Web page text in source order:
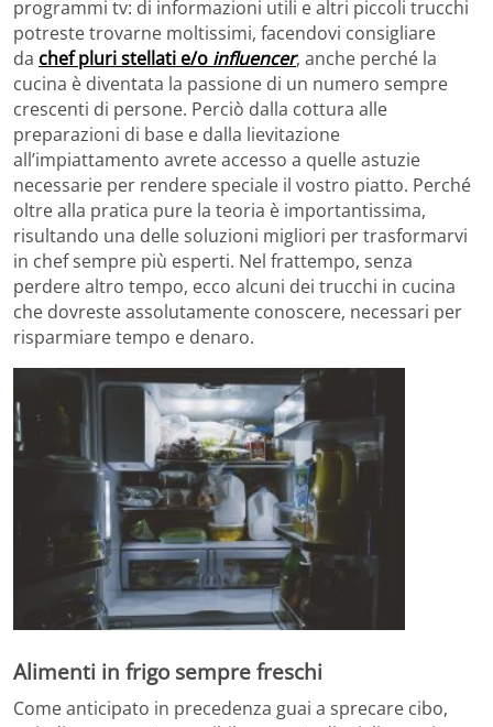
programmi tv: di informazioni utili e altri piccoli trucchi
potreste trovarne moltissimi, facendovi consigliare
da chef pluri stellati e/o influencer, anche perché la
cucina è diventata la passione di un numero sempre
crescenti di persone. Perciò dalla cottura alle
preparazioni di base e dalla lievitazione
all’impiattamento avrete accesso a quelle astuzie
necessarie per rendere speciale il vostro piatto. Perché
oltre alla pratica pure la teoria è importantissima,
risultando una delle soluzioni migliori per trasformarvi
in chef sempre più esperti. Nel frattempo, senza
perdere altro tempo, ecco alcuni dei trucchi in cucina
che dovreste assolutamente conoscere, necessari per
risparmiare tempo e denaro.
Alimenti in frigo sempre freschi
Come anticipato in precedenza guai a sprecare cibo,